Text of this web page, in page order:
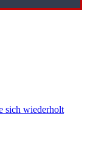
sich wiederholt